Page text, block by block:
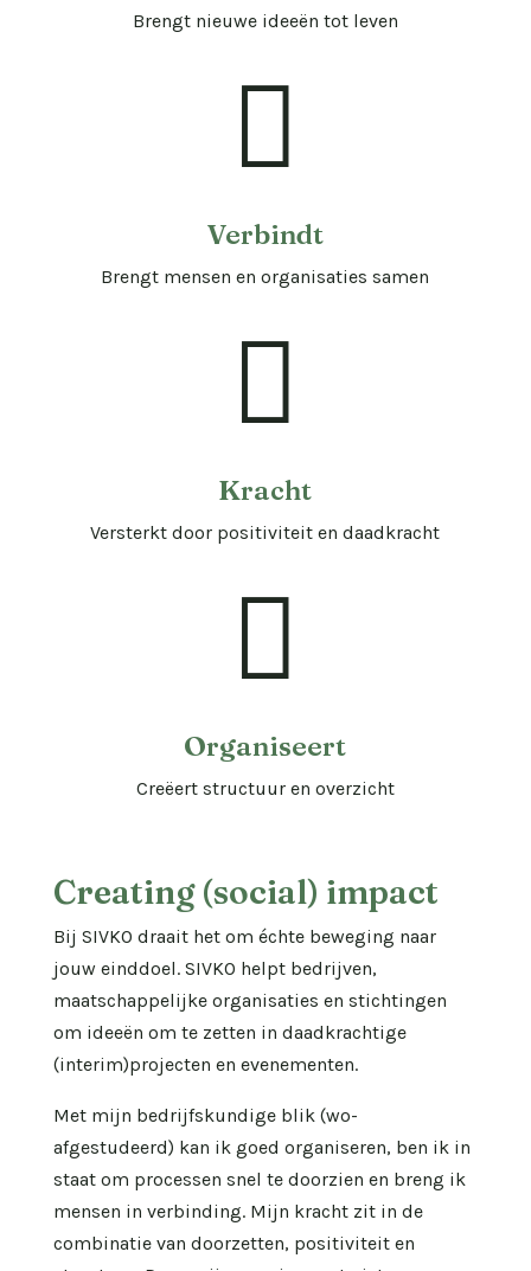
Brengt nieuwe ideeën tot leven

Verbindt
Brengt mensen en organisaties samen

Kracht
Versterkt door positiviteit en daadkracht

Organiseert
Creëert structuur en overzicht
Creating (social) impact
Bij SIVKO draait het om échte beweging naar
jouw einddoel. SIVKO helpt bedrijven,
maatschappelijke organisaties en stichtingen
om ideeën om te zetten in daadkrachtige
(interim)projecten en evenementen.
Met mijn bedrijfskundige blik (wo-
afgestudeerd) kan ik goed organiseren, ben ik in
staat om processen snel te doorzien en breng ik
mensen in verbinding. Mijn kracht zit in de
combinatie van doorzetten, positiviteit en